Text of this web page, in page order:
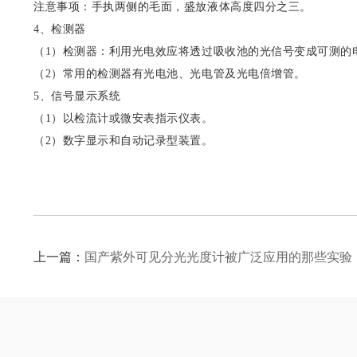
注意事项：手执两侧的毛面，盛放液体高度四分之三。
4、检测器
（1）检测器：利用光电效应将透过吸收池的光信号变成可测的
（2）常用的检测器有光电池、光电管及光电倍增管。
5、信号显示系统
（1）以检流计或微安表指示仪表。
（2）数字显示和自动记录型装置。
上一篇： 国产紫外可见分光光度计被广泛应用的那些实验